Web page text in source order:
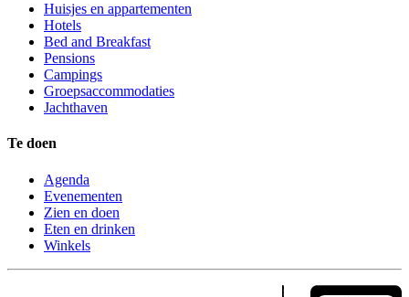
Huisjes en appartementen
Hotels
Bed and Breakfast
Pensions
Campings
Groepsaccommodaties
Jachthaven
Te doen
Agenda
Evenementen
Zien en doen
Eten en drinken
Winkels